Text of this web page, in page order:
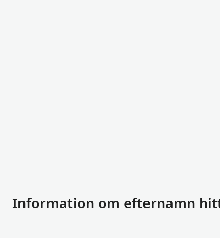
Information om efternamn